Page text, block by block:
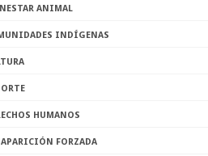
ANIMAL
INDÍGENAS
HUMANOS
FORZADA